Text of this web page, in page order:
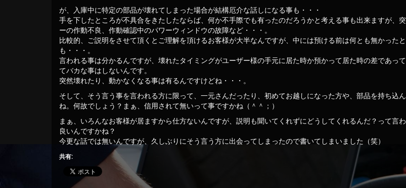
が、入庫中に特定の部品が壊れてしまった場合が結構厄介な話しになる事も・・・
手を下したところが不具合をきたしたならば、何か不手際でも有ったのだろうかと考える事も出来ますが、
ーの作動不良、作動確認中のパワーウィンドウの故障など・・・。
比較的、ご説明をさせて頂くとご理解を頂けるお客様が大半なんですが、中には預ける前は何とも無かった
も・・・。
言われる事は分かるんですが、壊れたタイミングがユーザー様の手元に居た時か預かって居た時の差であっ
てバカな事はしないんです。
突然壊れたり、動かなくなる事は有るんですけどね・・・。
そして、そう言う事を言われる方に限って、一元さんだったり、初めてお越しになった方や、部品を持ち込
ね。何故でしょう？まぁ、信用されて無いって事ですかね（＾＾；）
まぁ、いろんなお客様が居ますから仕方ないんですが、説明も聞いてくれずにどうしてくれるんだ？って言
良いんですかね？
今更な話では無いんですが、久しぶりにそう言う方に出会ってしまったので書いてしまいました（笑）
共有: